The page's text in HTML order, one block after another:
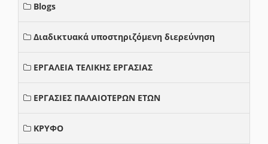
Blogs
Διαδικτυακά υποστηριζόμενη διερεύνηση
ΕΡΓΑΛΕΙΑ ΤΕΛΙΚΗΣ ΕΡΓΑΣΙΑΣ
ΕΡΓΑΣΙΕΣ ΠΑΛΑΙΟΤΕΡΩΝ ΕΤΩΝ
ΚΡΥΦΟ